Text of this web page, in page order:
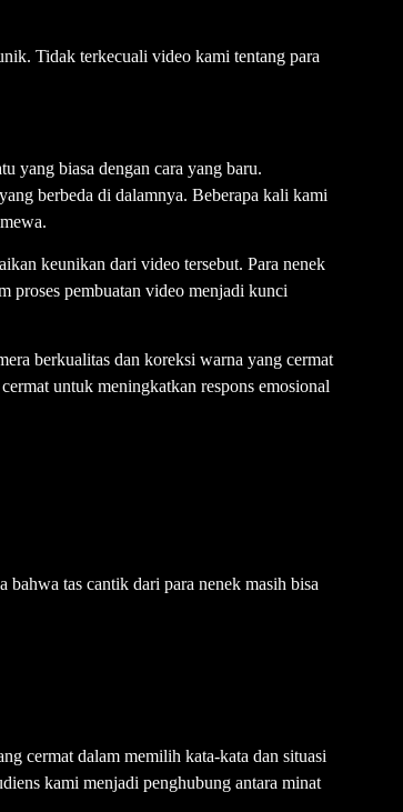
Tidak terkecuali video kami tentang para
yang biasa dengan cara yang baru.
berbeda di dalamnya. Beberapa kali kami
keunikan dari video tersebut. Para nenek
proses pembuatan video menjadi kunci
berkualitas dan koreksi warna yang cermat
untuk meningkatkan respons emosional
tas cantik dari para nenek masih bisa
cermat dalam memilih kata-kata dan situasi
kami menjadi penghubung antara minat